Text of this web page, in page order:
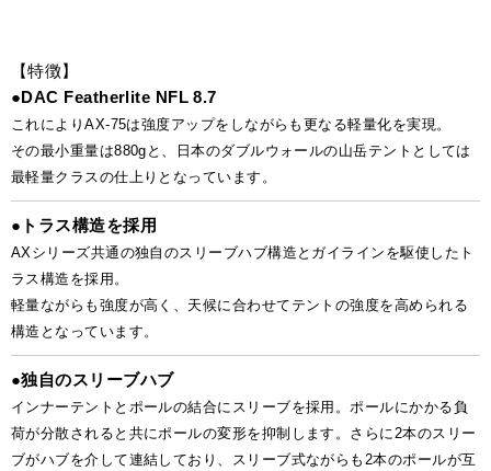
【特徴】
●DAC Featherlite NFL 8.7
これによりAX-75は強度アップをしながらも更なる軽量化を実現。
その最小重量は880gと、日本のダブルウォールの山岳テントとしては
最軽量クラスの仕上りとなっています。
● トラス構造を採用
AXシリーズ共通の独自のスリーブハブ構造とガイラインを駆使したト
ラス構造を採用。
軽量ながらも強度が高く、天候に合わせてテントの強度を高められる
構造となっています。
●独自のスリーブハブ
インナーテントとポールの結合にスリーブを採用。ポールにかかる負
荷が分散されると共にポールの変形を抑制します。さらに2本のスリー
ブがハブを介して連結しており、スリーブ式ながらも2本のポールが互